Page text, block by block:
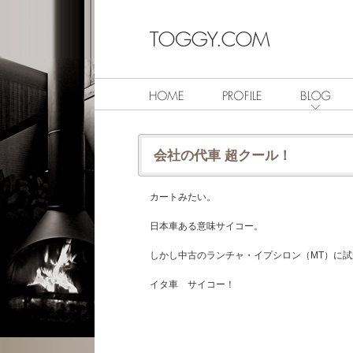
会社の代車 超クール！
カートみたい。
日本車ある意味サイコー。
しかし中古のランチャ・イプシロン（MT）に
イタ車 サイコー！